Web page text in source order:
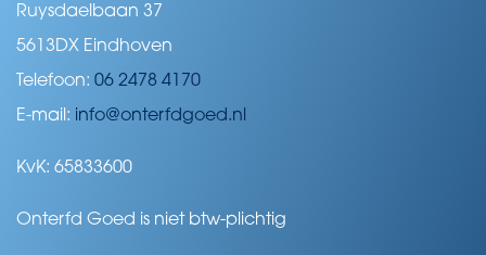
Ruysdaelbaan 37
5613DX Eindhoven
Telefoon: 06 2478 4170
E-mail: info@onterfdgoed.nl
KvK: 65833600
Onterfd Goed is niet btw-plichtig